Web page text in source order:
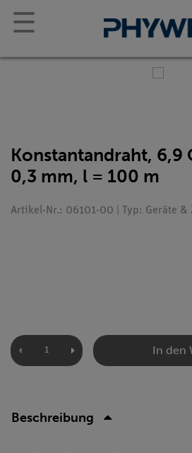
☰
Konstantandraht, 6,9
0,3 mm, l = 100 m
Artikel-Nr.: 06101-00 | Typ: Geräte &
In den
Beschreibung